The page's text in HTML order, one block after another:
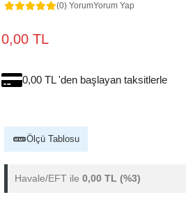
(0) YorumYorum Yap
0,00 TL
0,00 TL 'den başlayan taksitlerle
Ölçü Tablosu
Havale/EFT ile 0,00 TL (%3)